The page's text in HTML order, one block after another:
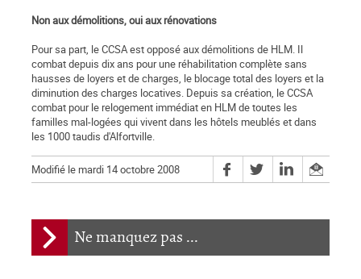
Ne manquez pas ...
Non aux démolitions, oui aux rénovations
Pour sa part, le CCSA est opposé aux démolitions de HLM. Il
combat depuis dix ans pour une réhabilitation complète sans
hausses de loyers et de charges, le blocage total des loyers et la
diminution des charges locatives. Depuis sa création, le CCSA
combat pour le relogement immédiat en HLM de toutes les
familles mal-logées qui vivent dans les hôtels meublés et dans
les 1000 taudis d'Alfortville.
Modifié le mardi 14 octobre 2008